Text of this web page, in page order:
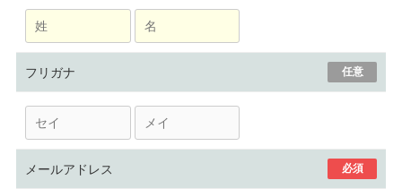
フリガナ 任意
メールアドレス 必須